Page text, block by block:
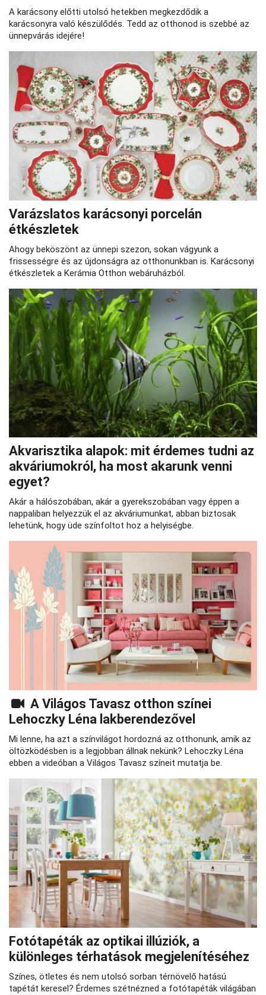
A karácsony előtti utolsó hetekben megkezdődik a
karácsonyra való készülődés. Tedd az otthonod is szebbé az
ünnepvárás idejére!
Varázslatos karácsonyi porcelán
étkészletek
Ahogy beköszönt az ünnepi szezon, sokan vágyunk a
frissességre és az újdonságra az otthonunkban is. Karácsonyi
étkészletek a Kerámia Otthon webáruházból.
Akvarisztika alapok: mit érdemes tudni az
akváriumokról, ha most akarunk venni
egyet?
Akár a hálószobában, akár a gyerekszobában vagy éppen a
nappaliban helyezzük el az akváriumunkat, abban biztosak
lehetünk, hogy üde színfoltot hoz a helyiségbe.
A Világos Tavasz otthon színei
Lehoczky Léna lakberendezővel
Mi lenne, ha azt a színvilágot hordozná az otthonunk, amik az
öltözködésben is a legjobban állnak nekünk? Lehoczky Léna
ebben a videóban a Világos Tavasz színeit mutatja be.
Fotótapéták az optikai illúziók, a
különleges térhatások megjelenítéséhez
Színes, ötletes és nem utolsó sorban térnövelő hatású
tapétát keresel? Érdemes szétnézned a fotótapéták világában